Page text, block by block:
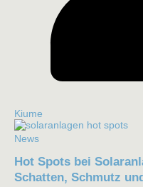
Kiume
News
Hot Spots bei
Schatten, Schmutz